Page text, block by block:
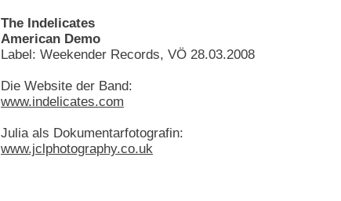
The Indelicates
American Demo
Label: Weekender Records, VÖ 28.03.2008
Die Website der Band:
www.indelicates.com
Julia als Dokumentarfotografin:
www.jclphotography.co.uk